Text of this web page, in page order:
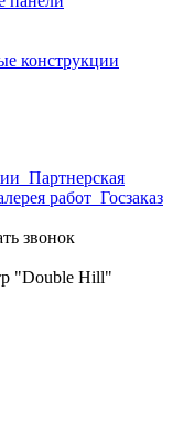
конструкции
Партнерская
работ Госзаказ
звонок
"Double Hill"